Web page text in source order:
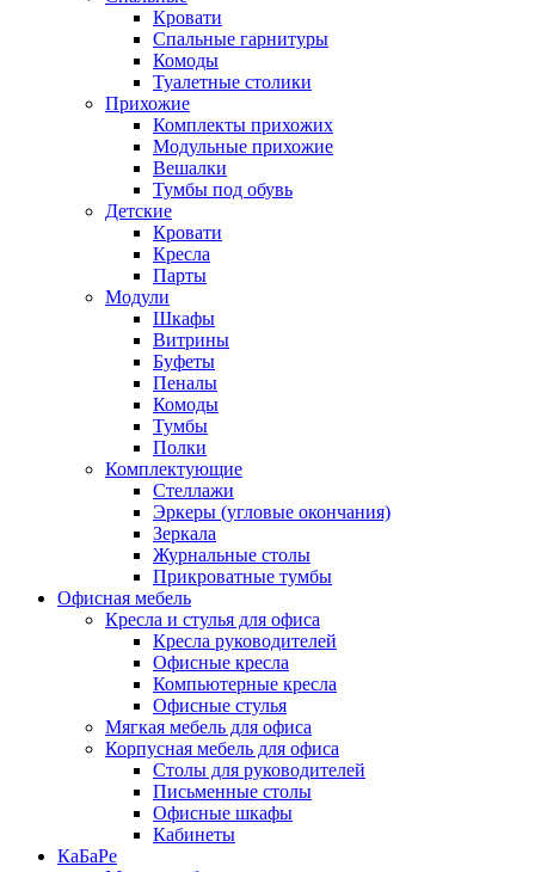
Кровати
Спальные гарнитуры
Комоды
Туалетные столики
Прихожие
Комплекты прихожих
Модульные прихожие
Вешалки
Тумбы под обувь
Детские
Кровати
Кресла
Парты
Модули
Шкафы
Витрины
Буфеты
Пеналы
Комоды
Тумбы
Полки
Комплектующие
Стеллажи
Эркеры (угловые окончания)
Зеркала
Журнальные столы
Прикроватные тумбы
Офисная мебель
Кресла и стулья для офиса
Кресла руководителей
Офисные кресла
Компьютерные кресла
Офисные стулья
Мягкая мебель для офиса
Корпусная мебель для офиса
Столы для руководителей
Письменные столы
Офисные шкафы
Кабинеты
КаБаРе